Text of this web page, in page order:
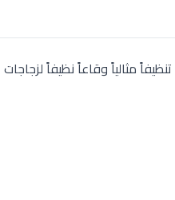
رفيع وطويل يضمن تنظيفاً مثالياً وقاعاً